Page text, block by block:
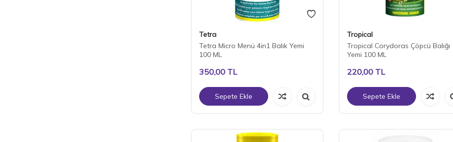
Tetra
Tetra Micro Menü 4in1 Balık Yemi
100 ML
350,00 TL
Sepete Ekle
Tropical
Tropical Corydoras Çöpcü Balığı
Yemi 100 ML
220,00TL
Sepete Ekle